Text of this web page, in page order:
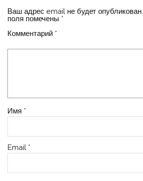
Ваш адрес email не будет опубликован.
поля помечены *
Комментарий *
Имя *
Email *